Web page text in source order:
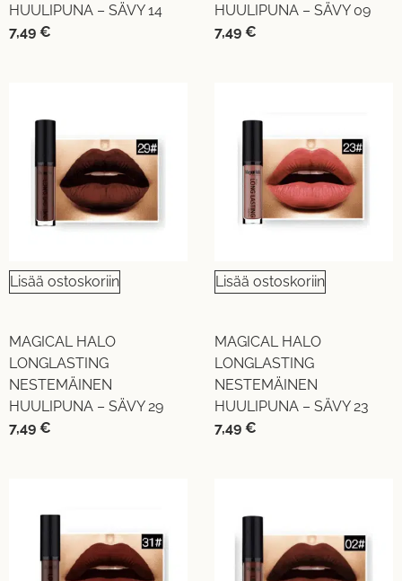
HUULIPUNA – SÄVY 14
7,49 €
HUULIPUNA – SÄVY 09
7,49 €
Lisää ostoskoriin
MAGICAL HALO
LONGLASTING
NESTEMÄINEN
HUULIPUNA – SÄVY 29
7,49 €
Lisää ostoskoriin
MAGICAL HALO
LONGLASTING
NESTEMÄINEN
HUULIPUNA – SÄVY 23
7,49 €